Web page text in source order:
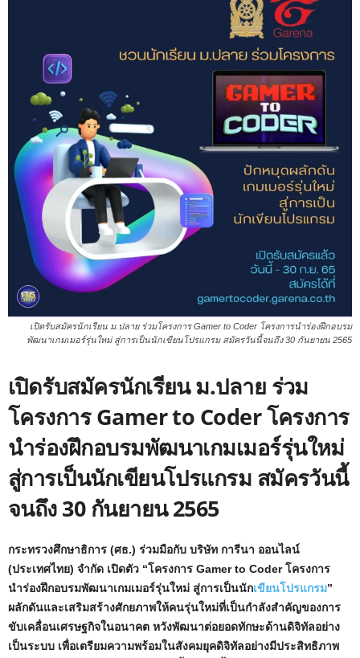
เปิดรับสมัครนักเรียน ม.ปลาย ร่วมโครงการ Gamer to Coder โครงการนำร่องฝึกอบรม
พัฒนาเกมเมอร์รุ่นใหม่ สู่การเป็นนักเขียนโปรแกรม สมัครวันนี้จนถึง 30 กันยายน 2565
เปิดรับสมัครนักเรียน ม.ปลาย ร่วม
โครงการ Gamer to Coder โครงการ
นำร่องฝึกอบรมพัฒนาเกมเมอร์รุ่นใหม่
สู่การเป็นนักเขียนโปรแกรม สมัครวันนี้
จนถึง 30 กันยายน 2565
กระทรวงศึกษาธิการ (ศธ.) ร่วมมือกับ บริษัท การีนา ออนไลน์
(ประเทศไทย) จำกัด เปิดตัว “โครงการ Gamer to Coder โครงการ
นำร่องฝึกอบรมพัฒนาเกมเมอร์รุ่นใหม่ สู่การเป็นนักเขียนโปรแกรม”
ผลักดันและเสริมสร้างศักยภาพให้คนรุ่นใหม่ที่เป็นกำลังสำคัญของการ
ขับเคลื่อนเศรษฐกิจในอนาคต หวังพัฒนาต่อยอดทักษะด้านดิจิทัลอย่าง
เป็นระบบ เพื่อเตรียมความพร้อมในสังคมยุคดิจิทัลอย่างมีประสิทธิภาพ